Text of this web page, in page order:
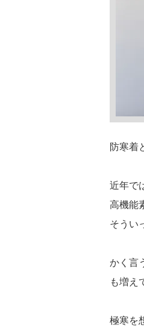
防寒着
近年で
高機能
そうい
かく言
も増え
極寒を